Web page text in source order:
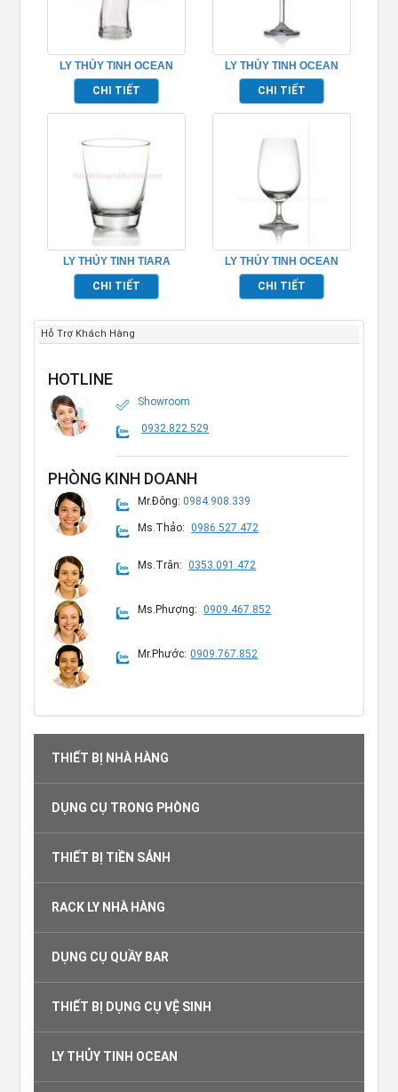
LY THỦY TINH OCEAN
SALSA HI BALL
TP_1B19212
CHI TIẾT
LY THỦY TINH OCEAN
SOCIETY WHITE WINE
TP_1523W07
CHI TIẾT
LY THỦY TINH TIARA
SPHERE TP_B12013
CHI TIẾT
LY THỦY TINH OCEAN
MADISON WATER GOBLET
TP_1015G15
CHI TIẾT
Hỗ Trợ Khách Hàng
HOTLINE
Showroom
0932.822.529
PHÒNG KINH DOANH
Mr.Đông:0984.908.339
Ms.Thảo: 0986.527.472
Ms.Trân: 0353.091.472
Ms.Phượng: 0909.467.852
Mr.Phước: 0909.767.852
THIẾT BỊ NHÀ HÀNG
DỤNG CỤ TRONG PHÒNG
THIẾT BỊ TIỀN SẢNH
RACK LY NHÀ HÀNG
DỤNG CỤ QUẦY BAR
THIẾT BỊ DỤNG CỤ VỆ SINH
LY THỦY TINH OCEAN